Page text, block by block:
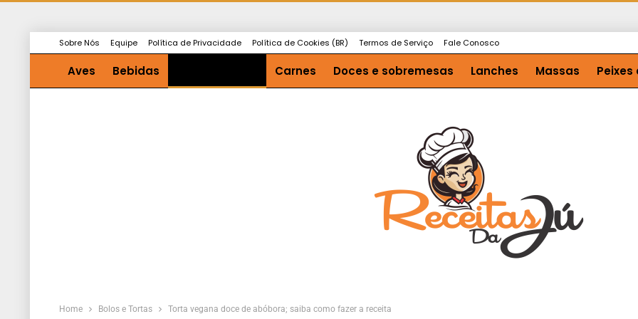
Sobre Nós Equipe Política de Privacidade Política de Cookies (BR) Termos de Serviço Fale Conosco
Aves Bebidas Carnes Doces e sobremesas Lanches Massas Peixes
Home Bolos e Tortas Torta vegana doce de abóbora; saiba como fazer a receita